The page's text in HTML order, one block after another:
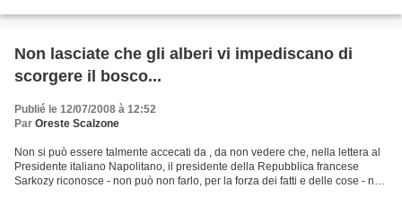
Non lasciate che gli alberi vi impediscano di
scorgere il bosco...
Publié le 12/07/2008 à 12:52
Par Oreste Scalzone
Non si può essere talmente accecati da , da non vedere che, nella lettera al
Presidente italiano Napolitano, il presidente della Repubblica francese
Sarkozy riconosce - non può non farlo, per la forza dei fatti e delle cose - non